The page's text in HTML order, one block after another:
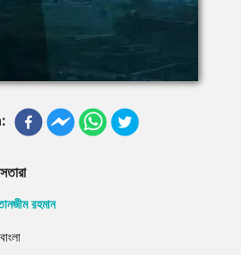
রহমান
বাংলা